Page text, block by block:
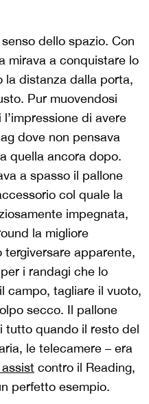
dello spazio. Con
mirava a conquistare lo
la distanza dalla porta,
Pur muovendosi
di avere
dove non pensava
quella ancora dopo.
a spasso il pallone
col quale la
impegnata,
la migliore
tergiversare apparente,
i randagi che lo
campo, tagliare il vuoto,
secco. Il pallone
tutto quando il resto del
le telecamere – era
contro il Reading,
perfetto esempio.